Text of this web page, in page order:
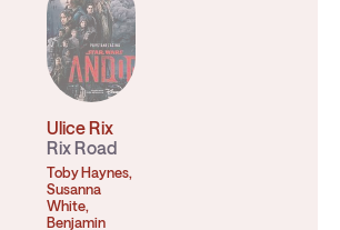
Ulice Rix
Rix Road
Toby Haynes,
Susanna
White,
Benjamin